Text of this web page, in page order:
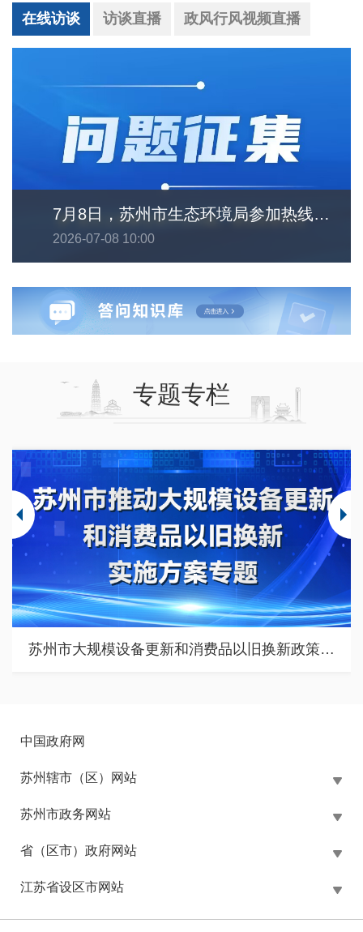
在线访谈 访谈直播 政风行风视频直播
7月8日，苏州市生态环境局参加热线直播。敬请期待！
2026-07-08 10:00
专题专栏
苏州市大规模设备更新和消费品以旧换新政策专题
中国政府网
苏州辖市（区）网站
苏州市政务网站
省（区市）政府网站
江苏省设区市网站